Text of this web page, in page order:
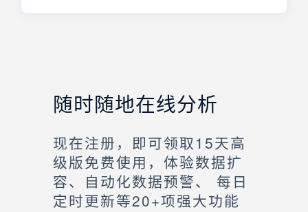
随时随地在线分析
现在注册，即可领取15天高
级版免费使用，体验数据扩
容、自动化数据预警、 每日
定时更新等20+项强大功能